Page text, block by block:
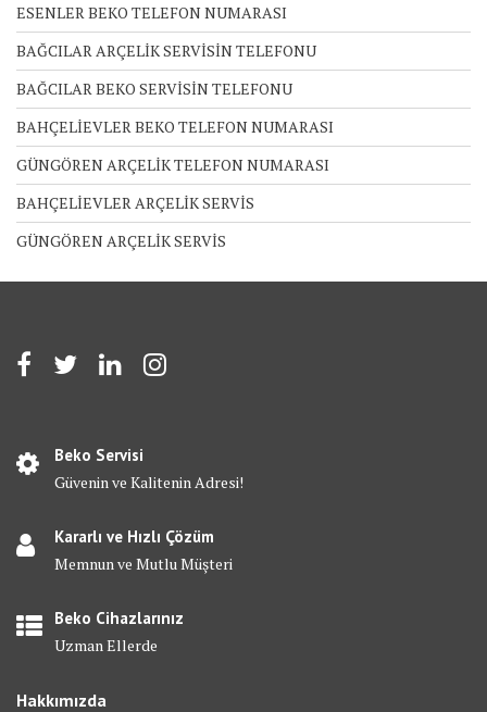
ESENLER BEKO TELEFON NUMARASI
BAĞCILAR ARÇELİK SERVİSİN TELEFONU
BAĞCILAR BEKO SERVİSİN TELEFONU
BAHÇELİEVLER BEKO TELEFON NUMARASI
GÜNGÖREN ARÇELİK TELEFON NUMARASI
BAHÇELİEVLER ARÇELİK SERVİS
GÜNGÖREN ARÇELİK SERVİS
Beko Servisi
Güvenin ve Kalitenin Adresi!
Kararlı ve Hızlı Çözüm
Memnun ve Mutlu Müşteri
Beko Cihazlarınız
Uzman Ellerde
Hakkımızda